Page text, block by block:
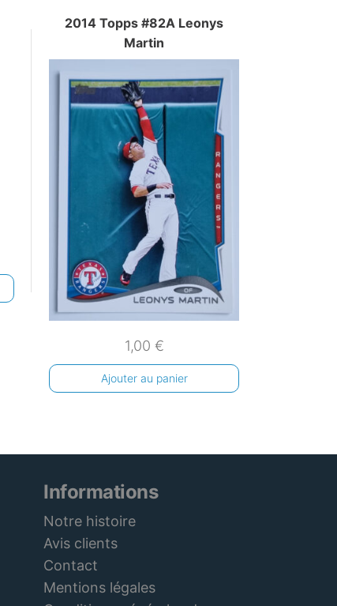
2014 Topps #82A Leonys
Martin
1,00 €
Ajouter au panier
Informations
Notre histoire
Avis clients
Contact
Mentions légales